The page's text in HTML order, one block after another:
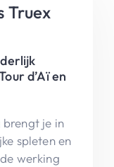
Truex
d’Aï en
je in
spleten en
werking